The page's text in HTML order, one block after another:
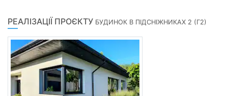
РЕАЛІЗАЦІЇ ПРОЄКТУ БУДИНОК В ПІДСНІЖНИКАХ 2 (Г2)